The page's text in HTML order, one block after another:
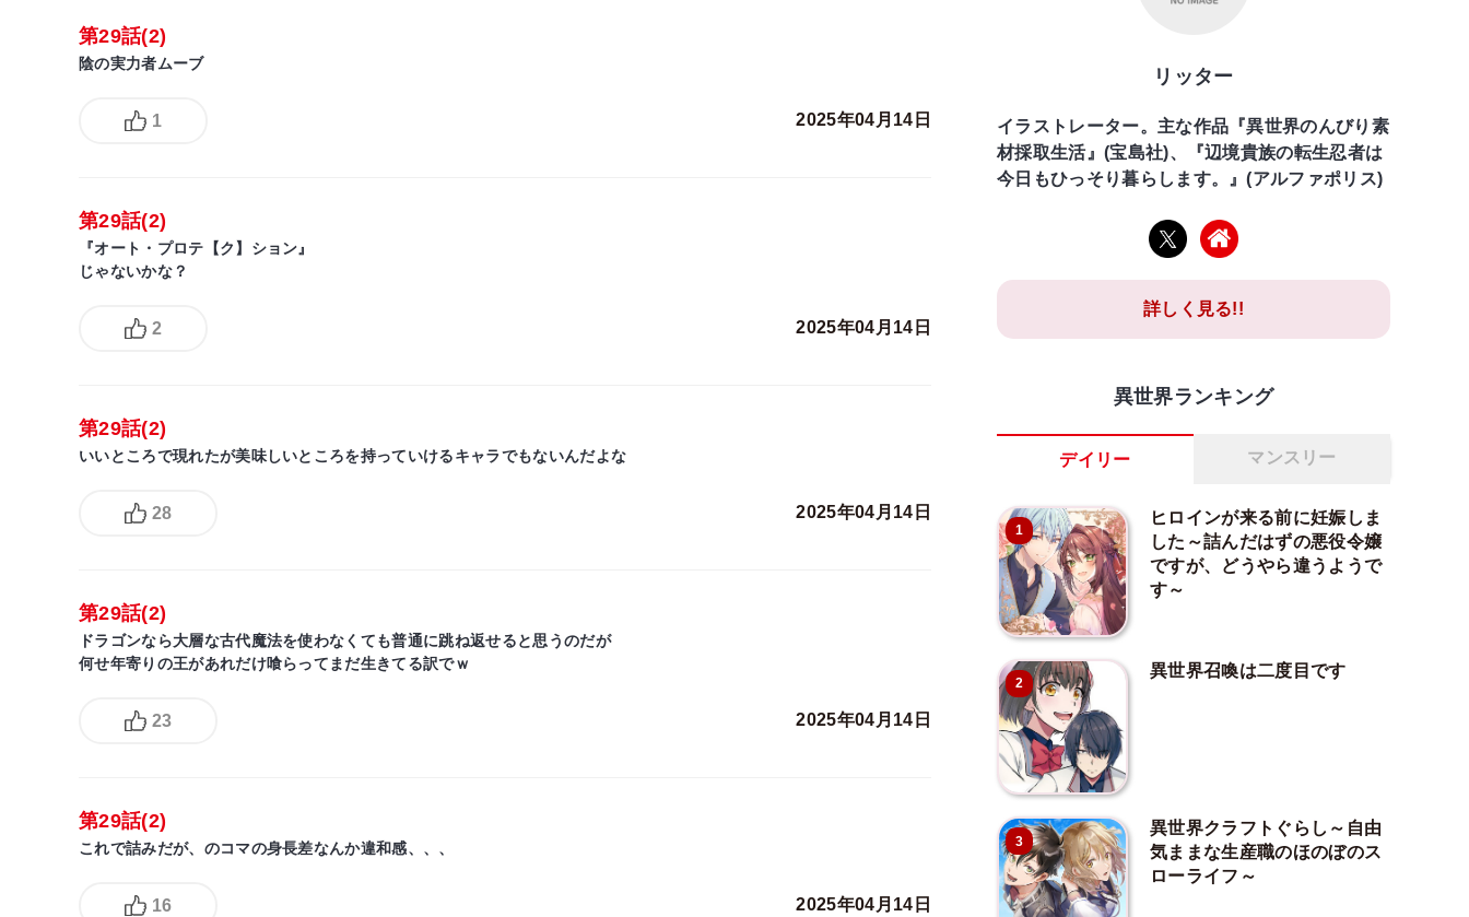
第29話(2)
陰の実力者ムーブ
1 2025年04月14日
第29話(2)
『オート・プロテ【ク】ション』
じゃないかな？
2 2025年04月14日
第29話(2)
いいところで現れたが美味しいところを持っていけるキャラでもないんだよな
28 2025年04月14日
第29話(2)
ドラゴンなら大層な古代魔法を使わなくても普通に跳ね返せると思うのだが
何せ年寄りの王があれだけ喰らってまだ生きてる訳でｗ
23 2025年04月14日
第29話(2)
これで詰みだが、のコマの身長差なんか違和感、、、
16 2025年04月14日
リッター
イラストレーター。主な作品『異世界のんびり素
材採取生活』(宝島社)、『辺境貴族の転生忍者は
今日もひっそり暮らします。』(アルファポリス)
詳しく見る!!
異世界ランキング
デイリー マンスリー
1
ヒロインが来る前に妊娠しま
した～詰んだはずの悪役令嬢
ですが、どうやら違うようで
す～
2
異世界召喚は二度目です
3
異世界クラフトぐらし～自由
気ままな生産職のほのぼのス
ローライフ～